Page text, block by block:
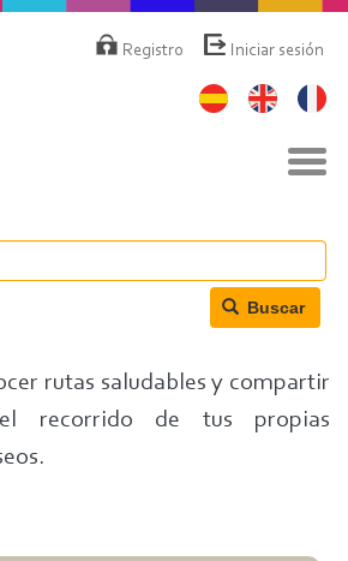
deRegistro Iniciar sesión
Buscar
rutas saludables y compartir
recorrido de tus propias